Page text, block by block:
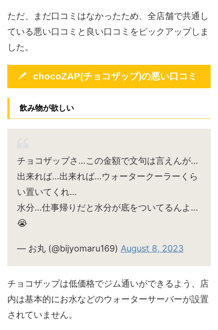
ただ、まだ口コミはなかったため、全店舗で共通し
ている悪い口コミと良い口コミをピックアップしま
した。
chocoZAP(チョコザップ)の悪い口コミ
飲み物が欲しい
チョコザップさ…この金額で文句は言えんが…
出来れば…出来れば…ウォータークーラーくら
い置いてくれ…
水分…仕事帰りだと水分が底をついてるんよ…
😭
— お丸 (@bijyomaru169) August 8, 2023
チョコザップは低価格でジム通いができるよう、店
内は基本的にお水などのウォーターサーバーが設置
されていません。